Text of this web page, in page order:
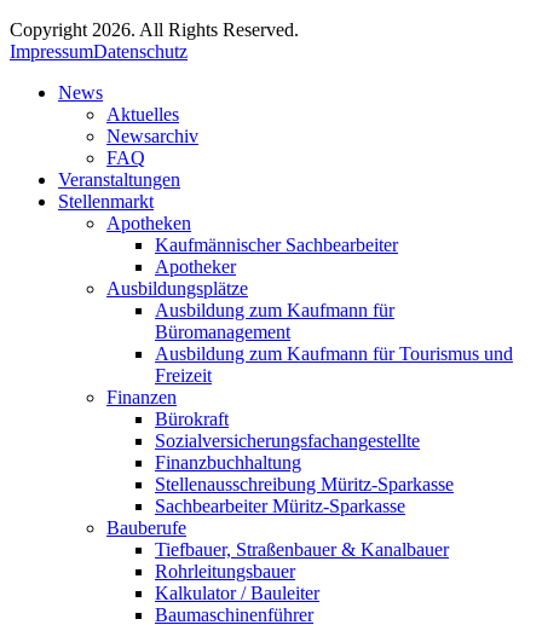
Copyright 2026. All Rights Reserved.
ImpressumDatenschutz
News
Aktuelles
Newsarchiv
FAQ
Veranstaltungen
Stellenmarkt
Apotheken
Kaufmännischer Sachbearbeiter
Apotheker
Ausbildungsplätze
Ausbildung zum Kaufmann für
Büromanagement
Ausbildung zum Kaufmann für Tourismus und
Freizeit
Finanzen
Bürokraft
Sozialversicherungsfachangestellte
Finanzbuchhaltung
Stellenausschreibung Müritz-Sparkasse
Sachbearbeiter Müritz-Sparkasse
Bauberufe
Tiefbauer, Straßenbauer & Kanalbauer
Rohrleitungsbauer
Kalkulator / Bauleiter
Baumaschinenführer